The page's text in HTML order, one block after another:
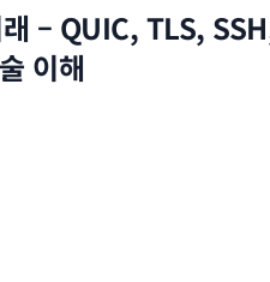
– QUIC, TLS,
이해